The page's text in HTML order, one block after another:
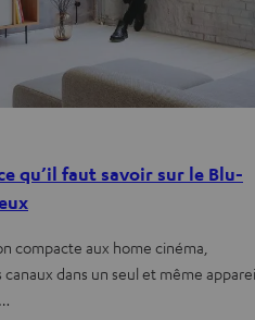
qu’il faut savoir sur le Blu-
compacte aux home cinéma,
dans un seul et même